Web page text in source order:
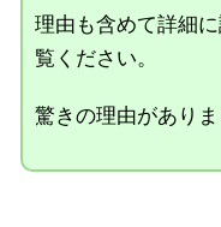
理由も含めて詳細
覧ください。
驚きの理由がありま